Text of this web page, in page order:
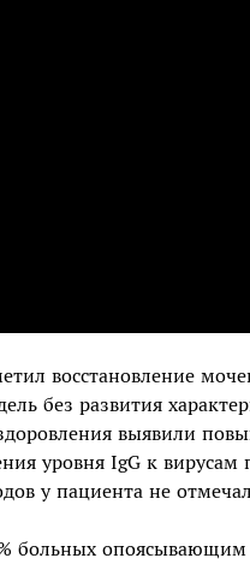
восстановление
без развития
выявили
уровня IgG к вирусам
у пациента не
больных опоясывающим